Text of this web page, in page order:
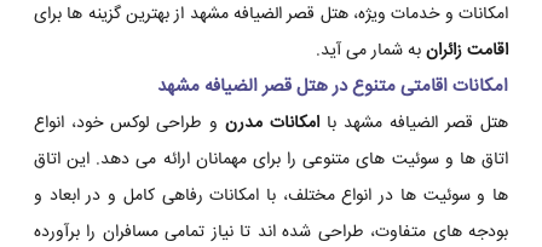
امکانات و خدمات ویژه، هتل قصر الضیافه مشهد از بهترین گزینه ها برای
اقامت زائرانبه شمار می آید.
امکانات اقامتی متنوع در هتل قصر الضیافه مشهد
هتل قصر الضیافه مشهد باامکانات مدرن و طراحی لوکس خود، انواع
اتاق ها و سوئیت های متنوعی را برای مهمانان ارائه می دهد. این اتاق
ها و سوئیت ها در انواع مختلف، با امکانات رفاهی کامل و در ابعاد و
بودجه های متفاوت، طراحی شده اند تا نیاز تمامی مسافران را برآورده